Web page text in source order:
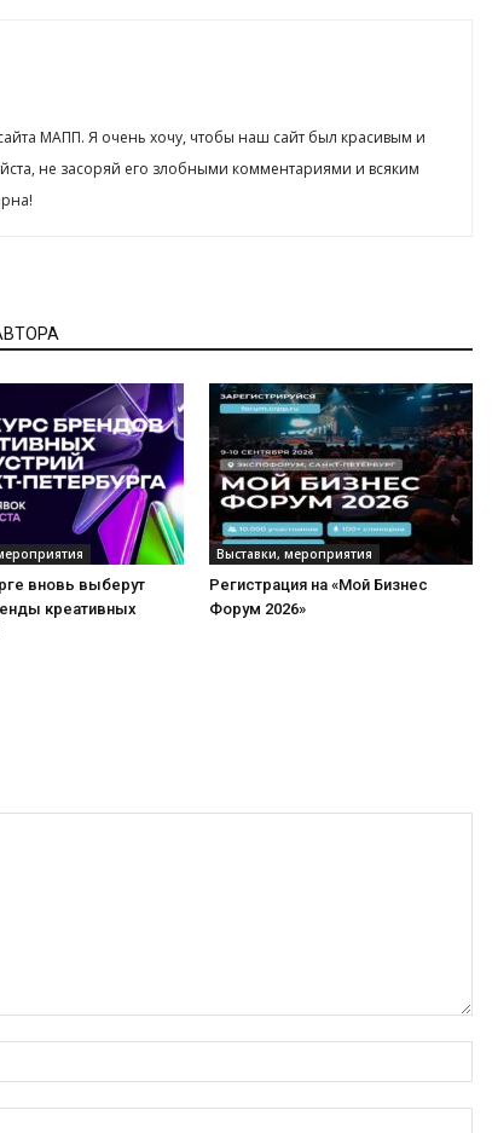
МАПП. Я очень хочу, чтобы наш сайт был красивым и
не засоряй его злобными комментариями и всяким
вновь выберут
креативных
Выставки, мероприятия
Регистрация на «Мой Бизнес
Форум 2026»